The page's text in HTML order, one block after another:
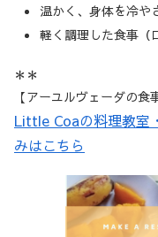
温かく、身体を冷や
軽く調理した食事（
＊＊
【アーユルヴェーダの食
Little Coaの料理教室
みはこちら